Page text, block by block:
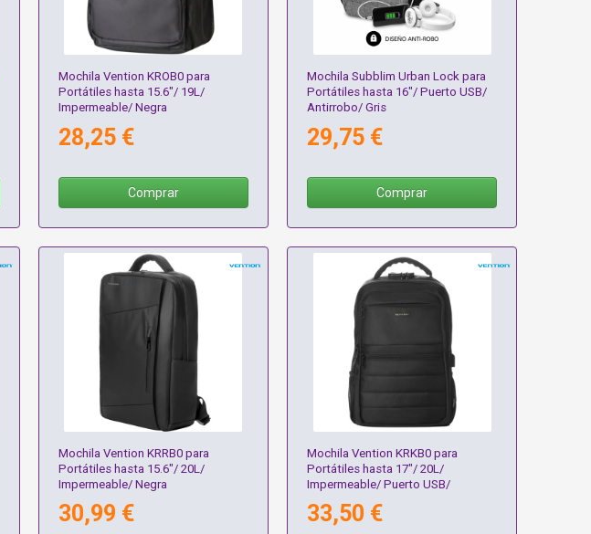
Mochila Vention KROB0 para
Portátiles hasta 15.6"/ 19L/
Impermeable/ Negra
28,25 €
Comprar
Mochila Subblim Urban Lock para
Portátiles hasta 16"/ Puerto USB/
Antirrobo/ Gris
29,75 €
Comprar
Mochila Vention KRRB0 para
Portátiles hasta 15.6"/ 20L/
Impermeable/ Negra
30,99 €
Mochila Vention KRKB0 para
Portátiles hasta 17"/ 20L/
Impermeable/ Puerto USB/
33,50 €